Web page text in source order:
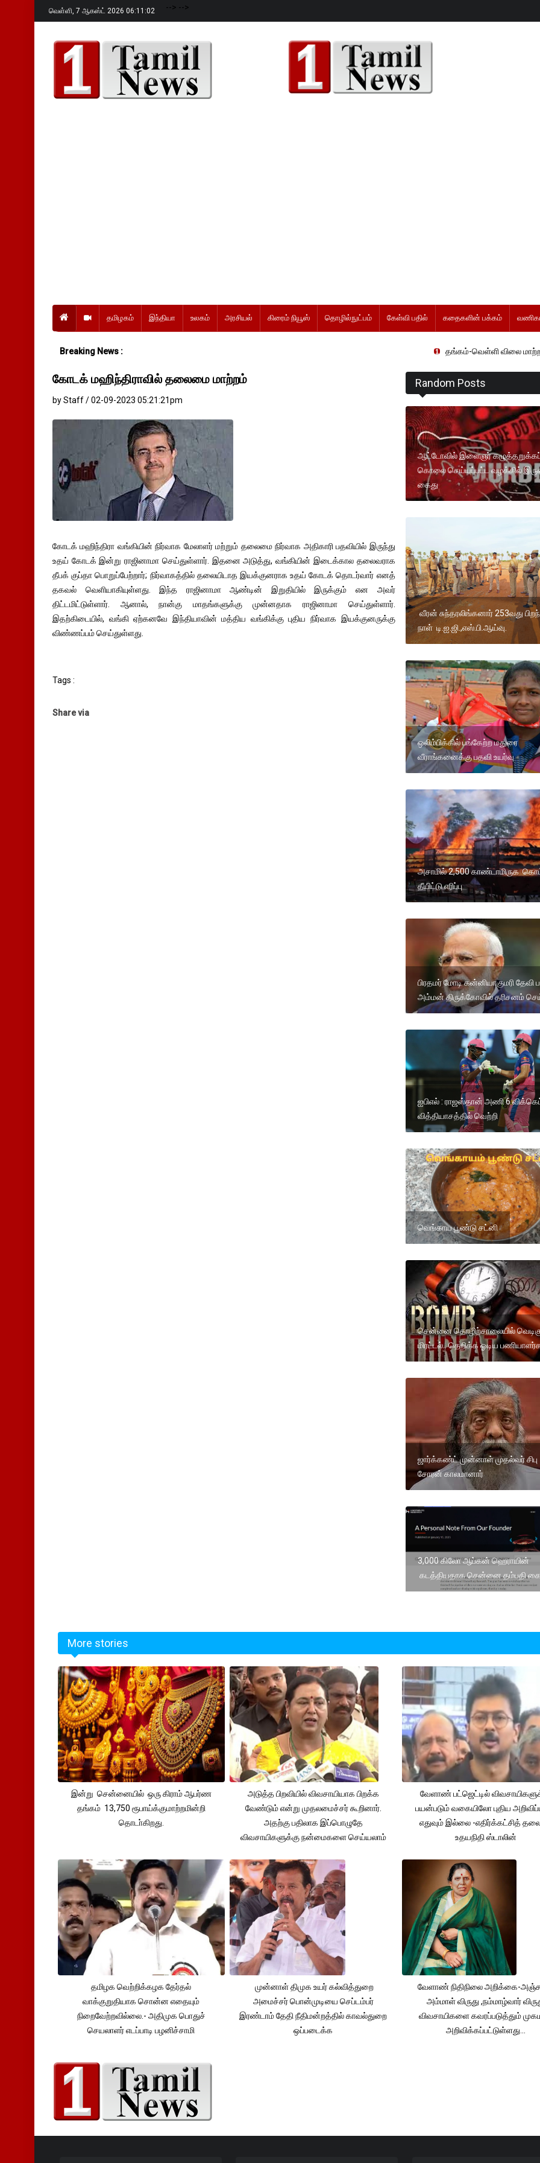
வெள்ளி, 7 ஆகஸ்ட் 2026 06:11:03 --> -->
தமிழகம் இந்தியா உலகம் அரசியல் கிரைம் நியூஸ் தொழில்நுட்பம் கேள்வி பதில் கதைகளின் பக்கம்
Breaking News : தங்கம்-வெள்ளி விலை
கோடக் மஹிந்திராவில் தலைமை மாற்றம்
by Staff / 02-09-2023 05:21:21pm
கோடக் மஹிந்திரா வங்கியின் நிர்வாக மேலாளர் மற்றும் தலைமை நிர்வாக அதிகாரி பதவியில் இருந்து
உதய் கோடக் இன்று ராஜினாமா செய்துள்ளார். இதனை அடுத்து, வங்கியின் இடைக்கால தலைவராக
தீபக் குப்தா பொறுப்பேற்றார்; நிர்வாகத்தில் தலையிடாத இயக்குனராக உதய் கோடக் தொடர்வார் எனத்
தகவல் வெளியாகியுள்ளது. இந்த ராஜினாமா ஆண்டின் இறுதியில் இருக்கும் என அவர்
திட்டமிட்டுள்ளார். ஆனால், நான்கு மாதங்களுக்கு முன்னதாக ராஜினாமா செய்துள்ளார்.
இதற்கிடையில், வங்கி ஏற்கனவே இந்தியாவின் மத்திய வங்கிக்கு புதிய நிர்வாக இயக்குனருக்கு
விண்ணப்பம் செய்துள்ளது.
Tags :
Share via
Random Posts
ஆட்டோவில் இளைஞர்
கொலை செய்யப்பட்ட வழக்கில்
கைது
வீரன் சுந்தரலிங்கனார் 253வது
நாள் டி.ஐ.ஜி.,எஸ்.பி.ஆய்வு.
ஒலிம்பிக்கில் பங்கேற்ற மதுரை
வீராங்கனைக்கு பதவி உயர்வு
அசாமில் 2,500 காண்டாமிருக
தீயிட்டு எரிப்பு
பிரதமர் மோடி கன்னியாகுமரி தேவி
அம்மன் திருக்கோவில் தரிசனம்
ஐபிஎல் : ராஜஸ்தான் அணி 6
வித்தியாசத்தில் வெற்றி
வெங்காய பூண்டு சட்னி
சென்னை தொழிற்சாலையில்
மிரட்டல்.. தெறிக்க ஓடிய
ஜார்க்கண்ட் முன்னாள் முதல்வர் சிபு
சோரன் காலமானார்
3,000 கிலோ ஆப்கன் ஹெராயின்
கடத்தியதாக சென்னை தம்பதி
More stories
இன்று சென்னையில் ஒரு கிராம் ஆபர்ண
தங்கம் 13,750 ரூபாய்க்குமாற்றமின்றி
தொடா்கிறது.
அடுத்த பிறவியில் விவசாயியாக பிறக்க
வேண்டும் என்று முதலமைச்சர் கூறினார்.
அதற்கு பதிலாக இப்பொழுதே
விவசாயிகளுக்கு நன்மைகளை செய்யலாம்
வேளாண் பட்ஜெட்டில்
பயன்படும் வகையிலோ புதிய
எதுவும் இல்லை -எதிர்க்கட்சித்
உதயநிதி ஸ்டாலின்
தமிழக வெற்றிக்கழக தேர்தல்
வாக்குறுதியாக சொன்ன எதையும்
நிறைவேற்றவில்லை.- அதிமுக பொதுச்
செயலாளர் எடப்பாடி பழனிச்சாமி
முன்னாள் திமுக உயர் கல்வித்துறை
அமைச்சர் பொன்முடியை செப்டம்பர்
இரண்டாம் தேதி நீதிமன்றத்தில் காவல்துறை
ஒப்படைக்க
வேளாண் நிதிநிலை அறிக்கை-
அம்மாள் விருது ,நம்மாழ்வார்
விவசாயிகளை கவரப்படுத்தும்
அறிவிக்கப்பட்டுள்ளது...